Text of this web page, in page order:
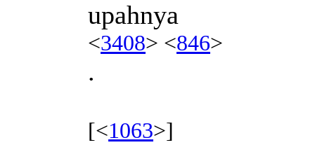
upahnya
<3408> <846>
.
[<1063>]